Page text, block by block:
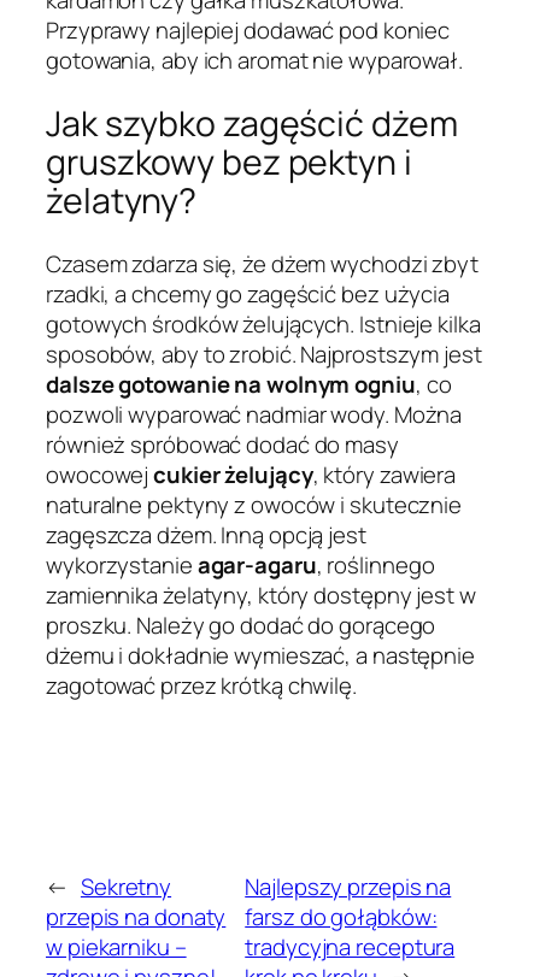
Przyprawy najlepiej dodawać pod koniec
gotowania, aby ich aromat nie wyparował.
Jak szybko zagęścić dżem
gruszkowy bez pektyn i
żelatyny?
Czasem zdarza się, że dżem wychodzi zbyt
rzadki, a chcemy go zagęścić bez użycia
gotowych środków żelujących. Istnieje kilka
sposobów, aby to zrobić. Najprostszym jest
dalsze gotowanie na wolnym ogniu, co
pozwoli wyparować nadmiar wody. Można
również spróbować dodać do masy
owocowejcukier żelujący, który zawiera
naturalne pektyny z owoców i skutecznie
zagęszcza dżem. Inną opcją jest
wykorzystanieagar-agaru, roślinnego
zamiennika żelatyny, który dostępny jest w
proszku. Należy go dodać do gorącego
dżemu i dokładnie wymieszać, a następnie
zagotować przez krótką chwilę.
← Sekretny
przepis na donaty
w piekarniku –
Najlepszy przepis na
farsz do gołąbków:
tradycyjna receptura